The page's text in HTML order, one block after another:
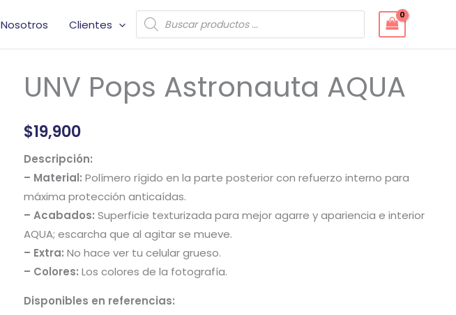
Nosotros Clientes
Búsqueda
de
productos
UNV Pops Astronauta AQUA
$19,900
Descripción:
– Material: Polímero rígido en la parte posterior con refuerzo interno para
máxima protección anticaídas.
– Acabados: Superficie texturizada para mejor agarre y apariencia e interior
AQUA; escarcha que al agitar se mueve.
– Extra: No hace ver tu celular grueso.
– Colores: Los colores de la fotografía.
Disponibles en referencias:
UNV
Pops
AQUA
cantidad